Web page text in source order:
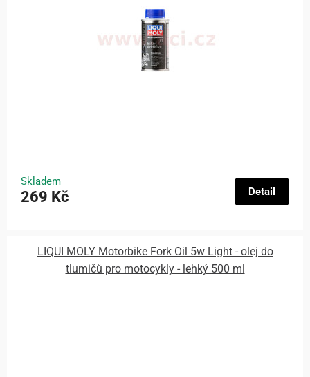
Skladem
269 Kč Detail
LIQUI MOLY Motorbike Fork Oil 5w Light - olej do
tlumičů pro motocykly - lehký 500 ml